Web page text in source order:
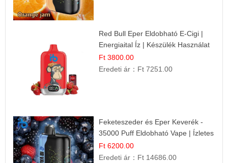
Red Bull Eper Eldobható E-Cigi |
Energiaital Íz | Készülék Használat
Ft 3800.00
Eredeti ár： Ft 7251.00
Feketeszeder és Eper Keverék -
35000 Puff Eldobható Vape | Ízletes
Gyümölcsökombináció!
Ft 6200.00
Eredeti ár： Ft 14686.00